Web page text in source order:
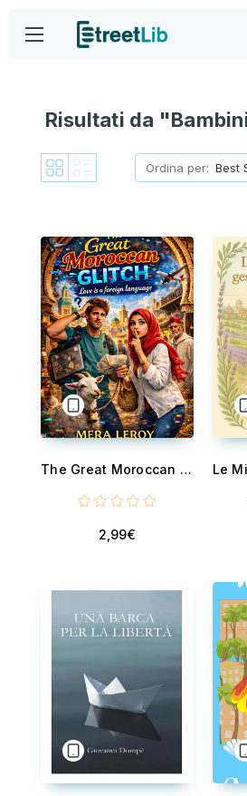
Risultati da
Ordina per:
The Great Moroccan Glitch - Love is a foreign language
2,99€